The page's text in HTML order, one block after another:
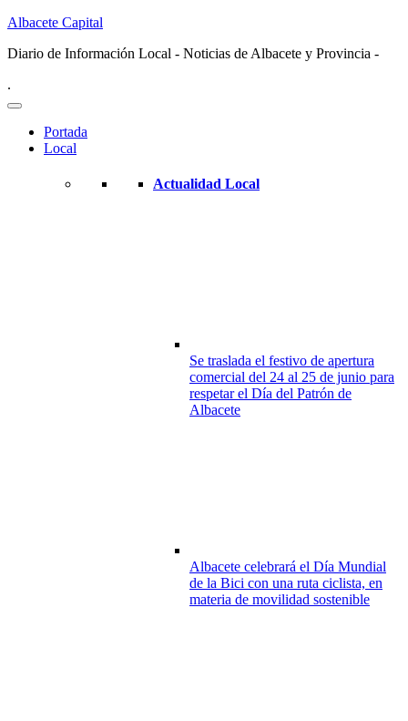
Albacete Capital
Diario de Información Local - Noticias de Albacete y Provincia -
.
Portada
Local
Actualidad Local
Se traslada el festivo de apertura
comercial del 24 al 25 de junio para
respetar el Día del Patrón de
Albacete
Albacete celebrará el Día Mundial
de la Bici con una ruta ciclista, en
materia de movilidad sostenible